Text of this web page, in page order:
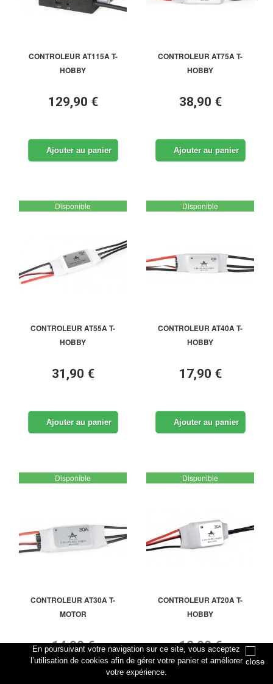
En poursuivant votre navigation sur ce site, vous acceptez
l’utilisation de cookies afin de gérer votre panier et améliorer
votre expérience.
CONTROLEUR AT115A T-
HOBBY
129,90 €
Ajouter au panier
CONTROLEUR AT75A T-
HOBBY
38,90 €
Ajouter au panier
Disponible
CONTROLEUR AT55A T-
HOBBY
31,90 €
Ajouter au panier
Disponible
CONTROLEUR AT40A T-
HOBBY
17,90 €
Ajouter au panier
Disponible
CONTROLEUR AT30A T-
MOTOR
14,90 €
Disponible
CONTROLEUR AT20A T-
HOBBY
12,90 €